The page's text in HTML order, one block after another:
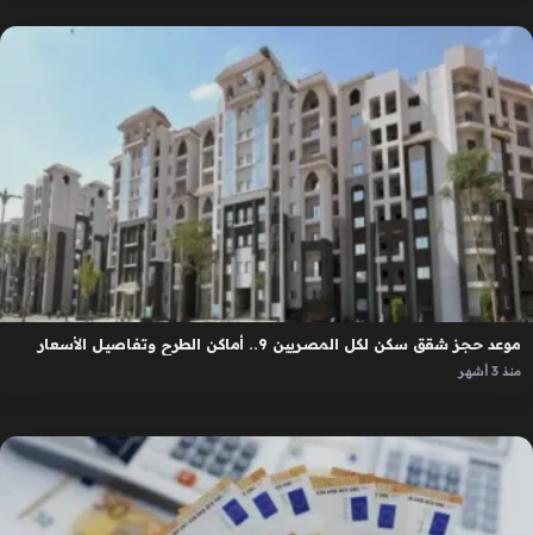
موعد حجز شقق سكن لكل المصريين 9.. أماكن الطرح وتفاصيل الأسعار
منذ 3 أشهر